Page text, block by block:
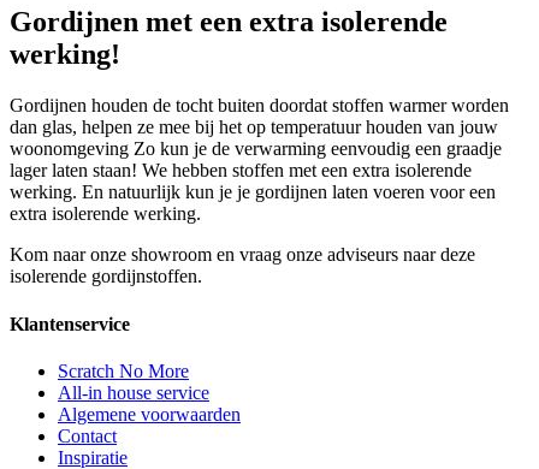
Gordijnen met een extra isolerende
werking!
Gordijnen houden de tocht buiten doordat stoffen warmer worden
dan glas, helpen ze mee bij het op temperatuur houden van jouw
woonomgeving Zo kun je de verwarming eenvoudig een graadje
lager laten staan! We hebben stoffen met een extra isolerende
werking. En natuurlijk kun je je gordijnen laten voeren voor een
extra isolerende werking.
Kom naar onze showroom en vraag onze adviseurs naar deze
isolerende gordijnstoffen.
Klantenservice
Scratch No More
All-in house service
Algemene voorwaarden
Contact
Inspiratie